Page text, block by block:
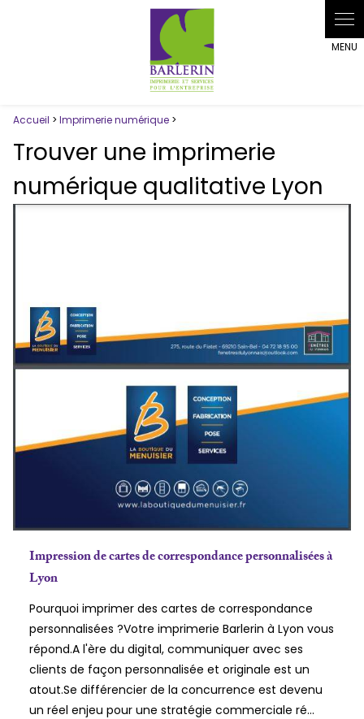
Accueil > Imprimerie numérique>
Trouver une imprimerie
numérique qualitative Lyon
Impression de cartes de correspondance personnalisées à
Lyon
Pourquoi imprimer des cartes de correspondance
personnalisées ?Votre imprimerie Barlerin à Lyon vous
répond.A l'ère du digital, communiquer avec ses
clients de façon personnalisée et originale est un
atout.Se différencier de la concurrence est devenu
un réel enjeu pour une stratégie commerciale ré...